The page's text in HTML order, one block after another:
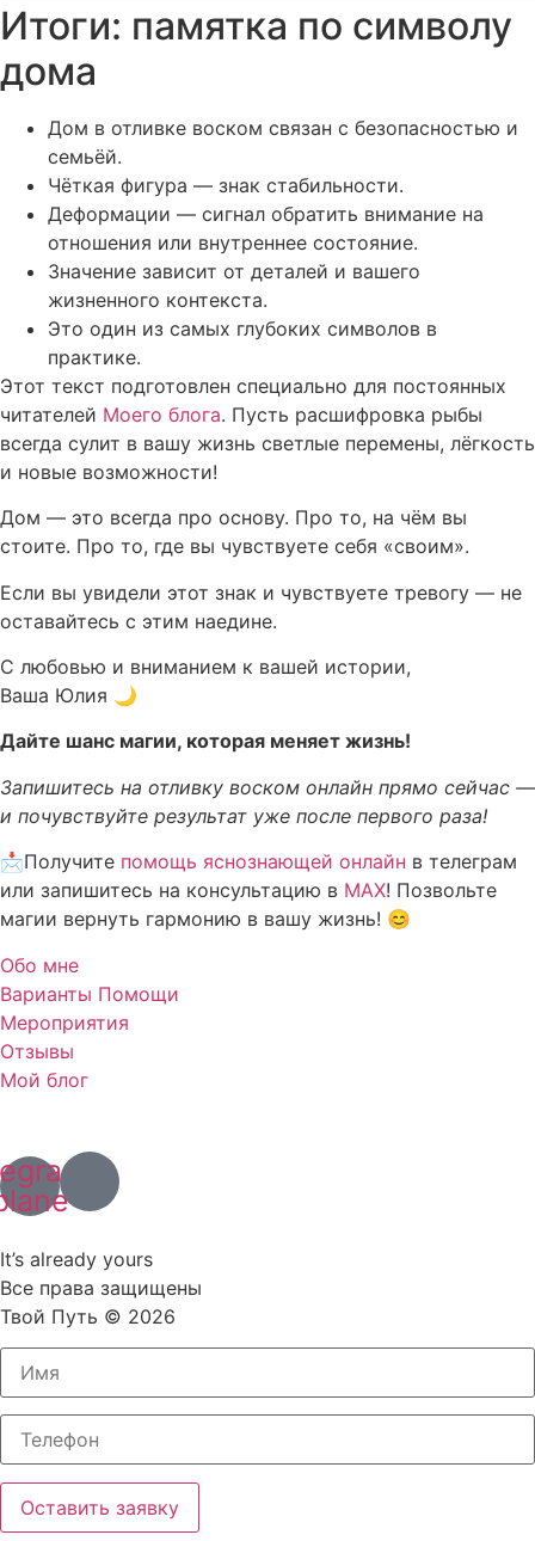
Итоги: памятка по символу
дома
Дом в отливке воском связан с безопасностью и
семьёй.
Чёткая фигура — знак стабильности.
Деформации — сигнал обратить внимание на
отношения или внутреннее состояние.
Значение зависит от деталей и вашего
жизненного контекста.
Это один из самых глубоких символов в
практике.
Этот текст подготовлен специально для постоянных
читателей Моего блога. Пусть расшифровка рыбы
всегда сулит в вашу жизнь светлые перемены, лёгкость
и новые возможности!
Дом — это всегда про основу. Про то, на чём вы
стоите. Про то, где вы чувствуете себя «своим».
Если вы увидели этот знак и чувствуете тревогу — не
оставайтесь с этим наедине.
С любовью и вниманием к вашей истории,
Ваша Юлия 🌙
Дайте шанс магии, которая меняет жизнь!
Запишитесь на отливку воском онлайн прямо сейчас —
и почувствуйте результат уже после первого раза!
📩Получите помощь яснознающей онлайн в телеграм
или запишитесь на консультацию в MAX! Позвольте
магии вернуть гармонию в вашу жизнь! 😊
Обо мне
Варианты Помощи
Мероприятия
Отзывы
Мой блог
It’s already yours
Все права защищены
Твой Путь © 2026